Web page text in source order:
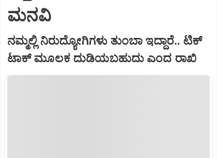
ಮನವಿ
ನಮ್ಮಲ್ಲಿ ನಿರುದ್ಯೋಗಿಗಳು ತುಂಬಾ ಇದ್ದಾರೆ.. ಟಿಕ್‌
ಟಾಕ್ ಮೂಲಕ ದುಡಿಯಬಹುದು ಎಂದ ರಾಖಿ